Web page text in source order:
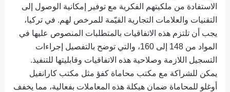
الاستفادة من ملكيتهم الفكرية مع توفير إمكانية الوصول إلى
التقنيات والعلامات التجارية القيّمة للمرخص لهم. في تركيا،
يجب أن تلتزم هذه الاتفاقيات بالمتطلبات المنصوص عليها في
المواد من 148 إلى 160، والتي توضح بالتفصيل إجراءات
التسجيل اللازمة وصلاحية هذه الاتفاقيات وقابليتها للتنفيذ.
يمكن للشراكة مع مكتب محاماة كفؤ مثل مكتب كارانفيل
أوغلو للمحاماة ضمان هيكلة هذه المعاملات بفعالية، مما يخفف